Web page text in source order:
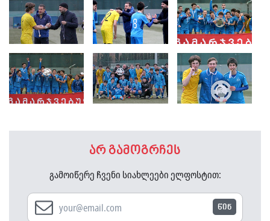
არ გამოგრჩეს
გამოიწერე ჩვენი სიახლეები ელფოსტით:
წინ